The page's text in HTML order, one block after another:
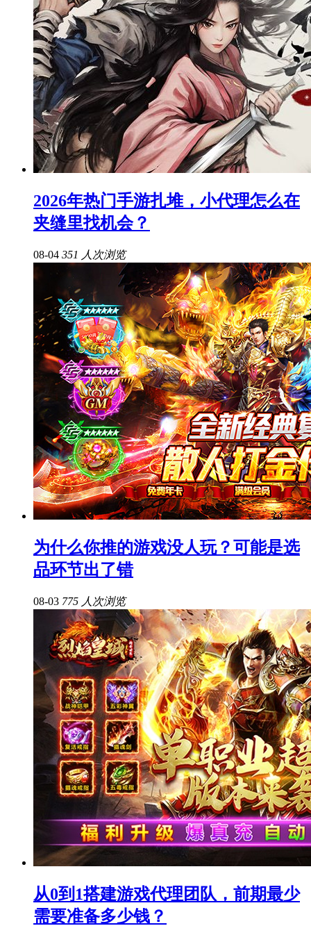
2026年热门手游扎堆，小代理怎么在
夹缝里找机会？
08-04 351 人次浏览
为什么你推的游戏没人玩？可能是选
品环节出了错
08-03 775 人次浏览
从0到1搭建游戏代理团队，前期最少
需要准备多少钱？